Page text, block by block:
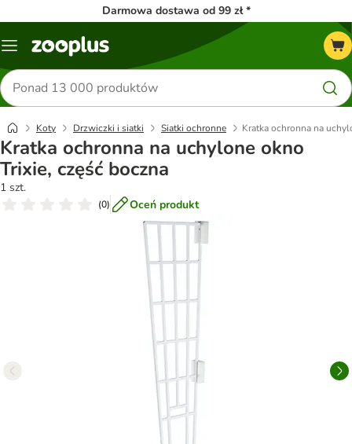
Darmowa dostawa od 99 zł *
Menu
Szukaj
produktów
Koty Drzwiczki i siatki Siatki ochronne Kratka ochronna na
Kratka ochronna na uchylone okno
Trixie, część boczna
1 szt.
(0) Oceń produkt